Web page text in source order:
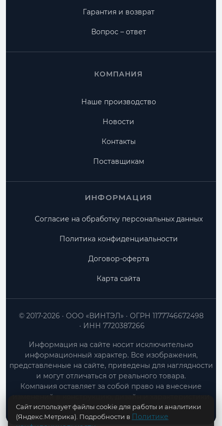
Гарантия и возврат
Вопрос – ответ
КОМПАНИЯ
Наше производство
Новости
Контакты
Поставщикам
ИНФОРМАЦИЯ
Согласие на обработку персональных данных
Политика конфиденциальности
Договор-оферта
Карта сайта
ООО «ВИНТЭЛ»
ОГРН 1177746672498
ИНН 7720387266
© 2017-2026
Информация на сайте носит исключительно
информационный характер. Все изображения,
представленные на сайте, приведены для наглядности
и могут отличаться от реального товара.
Компания оставляет за собой право на внесение
изменений в конструкцию, дизайн и характеристики
товара без предварительного уведомления.
Сайт использует файлы cookie для работы и аналитики
(Яндекс.Метрика). Подробности в Политике